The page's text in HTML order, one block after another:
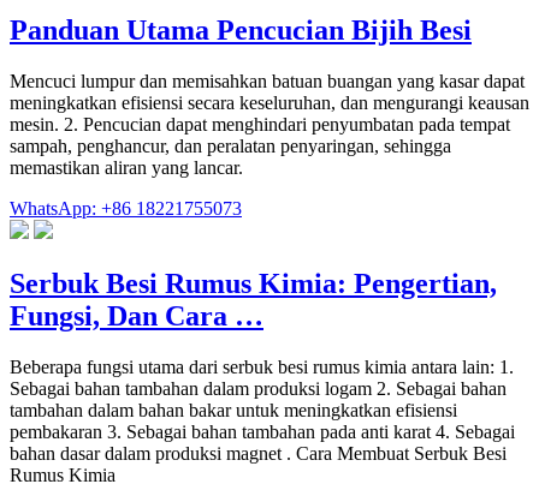
Panduan Utama Pencucian Bijih Besi
Mencuci lumpur dan memisahkan batuan buangan yang kasar dapat
meningkatkan efisiensi secara keseluruhan, dan mengurangi keausan
mesin. 2. Pencucian dapat menghindari penyumbatan pada tempat
sampah, penghancur, dan peralatan penyaringan, sehingga
memastikan aliran yang lancar.
WhatsApp: +86 18221755073
Serbuk Besi Rumus Kimia: Pengertian,
Fungsi, Dan Cara …
Beberapa fungsi utama dari serbuk besi rumus kimia antara lain: 1.
Sebagai bahan tambahan dalam produksi logam 2. Sebagai bahan
tambahan dalam bahan bakar untuk meningkatkan efisiensi
pembakaran 3. Sebagai bahan tambahan pada anti karat 4. Sebagai
bahan dasar dalam produksi magnet . Cara Membuat Serbuk Besi
Rumus Kimia